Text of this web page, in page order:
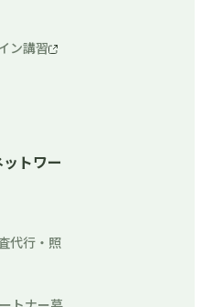
ン講習
トワー
代行・照